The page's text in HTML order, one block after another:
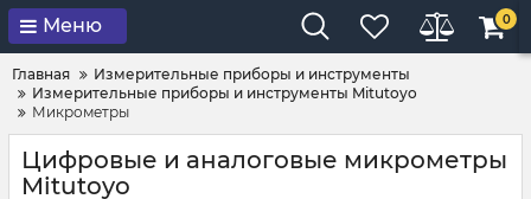
Меню 0
Главная
Измерительные приборы и инструменты
Измерительные приборы и инструменты Mitutoyo
Микрометры
Цифровые и аналоговые микрометры
Mitutoyo